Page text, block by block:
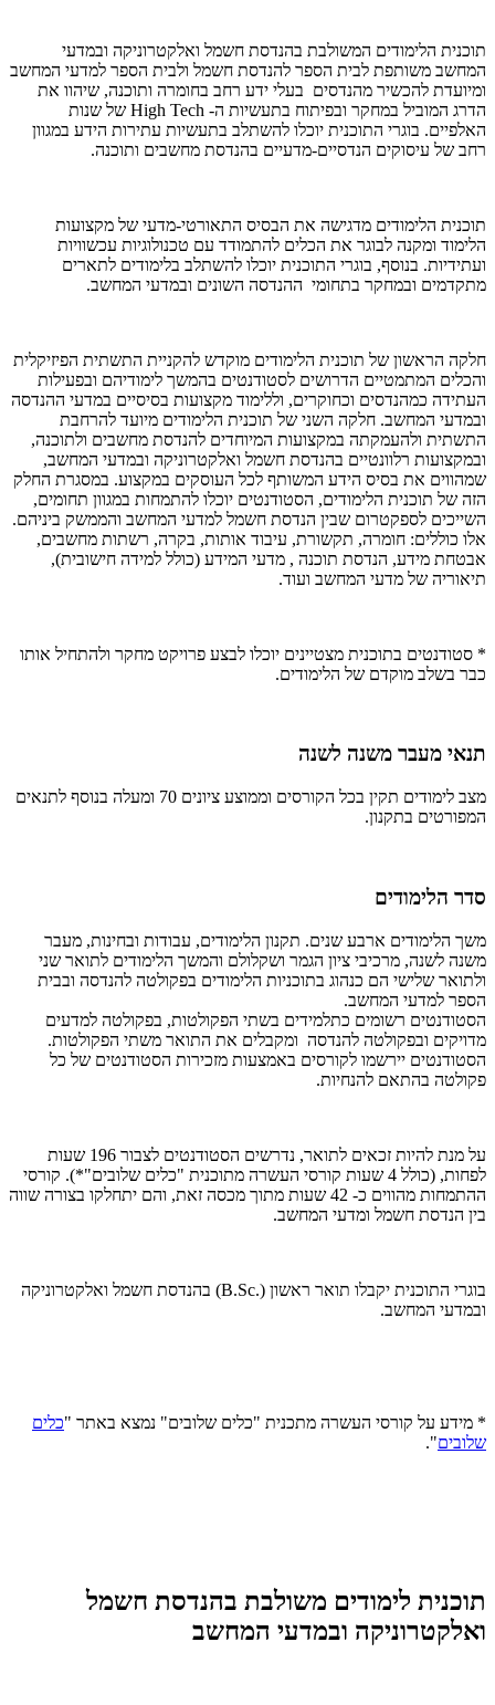
תוכנית הלימודים המשולבת בהנדסת חשמל ואלקטרוניקה ובמדעי
המחשב משותפת לבית הספר להנדסת חשמל ולבית הספר למדעי המחשב
ומיועדת להכשיר מהנדסים בעלי ידע רחב בחומרה ותוכנה, שיהוו את
הדרג המוביל במחקר ובפיתוח בתעשיות ה- High Tech של שנות
האלפיים. בוגרי התוכנית יוכלו להשתלב בתעשיות עתירות הידע במגוון
רחב של עיסוקים הנדסיים-מדעיים בהנדסת מחשבים ותוכנה.
תוכנית הלימודים מדגישה את הבסיס התאורטי-מדעי של מקצועות
הלימוד ומקנה לבוגר את הכלים להתמודד עם טכנולוגיות עכשוויות
ועתידיות. בנוסף, בוגרי התוכנית יוכלו להשתלב בלימודים לתארים
מתקדמים ובמחקר בתחומי ההנדסה השונים ובמדעי המחשב.
חלקה הראשון של תוכנית הלימודים מוקדש להקניית התשתית הפיזיקלית
והכלים המתמטיים הדרושים לסטודנטים בהמשך לימודיהם ובפעילות
העתידה כמהנדסים וכחוקרים, וללימוד מקצועות בסיסיים במדעי ההנדסה
ובמדעי המחשב. חלקה השני של תוכנית הלימודים מיועד להרחבת
התשתית ולהעמקתה במקצועות המיוחדים להנדסת מחשבים ולתוכנה,
ובמקצועות רלוונטיים בהנדסת חשמל ואלקטרוניקה ובמדעי המחשב,
שמהווים את בסיס הידע המשותף לכל העוסקים במקצוע. במסגרת החלק
הזה של תוכנית הלימודים, הסטודנטים יוכלו להתמחות במגוון תחומים,
השייכים לספקטרום שבין הנדסת חשמל למדעי המחשב והממשק ביניהם.
אלו כוללים: חומרה, תקשורת, עיבוד אותות, בקרה, רשתות מחשבים,
אבטחת מידע, הנדסת תוכנה , מדעי המידע (כולל למידה חישובית),
תיאוריה של מדעי המחשב ועוד.
* סטודנטים בתוכנית מצטיינים יוכלו לבצע פרויקט מחקר ולהתחיל אותו
כבר בשלב מוקדם של הלימודים.
תנאי מעבר משנה לשנה
מצב לימודים תקין בכל הקורסים וממוצע ציונים 70 ומעלה בנוסף לתנאים
המפורטים בתקנון.
סדר הלימודים
משך הלימודים ארבע שנים. תקנון הלימודים, עבודות ובחינות, מעבר
משנה לשנה, מרכיבי ציון הגמר ושקלולם והמשך הלימודים לתואר שני
ולתואר שלישי הם כנהוג בתוכניות הלימודים בפקולטה להנדסה ובבית
הספר למדעי המחשב.
הסטודנטים רשומים כתלמידים בשתי הפקולטות, בפקולטה למדעים
מדויקים ובפקולטה להנדסה ומקבלים את התואר משתי הפקולטות.
הסטודנטים יירשמו לקורסים באמצעות מזכירות הסטודנטים של כל
פקולטה בהתאם להנחיות.
על מנת להיות זכאים לתואר, נדרשים הסטודנטים לצבור 196 שעות
לפחות, (כולל 4 שעות קורסי העשרה מתוכנית "כלים שלובים"*). קורסי
ההתמחות מהווים כ- 42 שעות מתוך מכסה זאת, והם יתחלקו בצורה שווה
בין הנדסת חשמל ומדעי המחשב.
בוגרי התוכנית יקבלו תואר ראשון (.B.Sc) בהנדסת חשמל ואלקטרוניקה
ובמדעי המחשב.
* מידע על קורסי העשרה מתכנית "כלים שלובים" נמצא באתר "כלים
שלובים".
תוכנית לימודים משולבת בהנדסת חשמל
ואלקטרוניקה ובמדעי המחשב